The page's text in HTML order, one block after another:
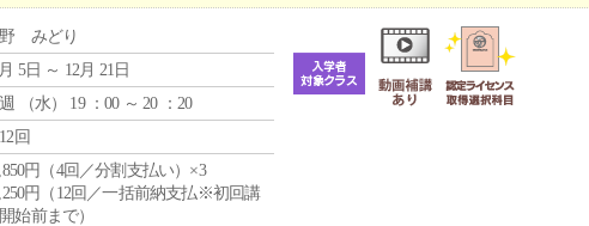
みどり
5日 ～ 12月 21日
（水） 19 ：00 ～ 20 ：20
回
円（4回／分割支払い）×3
円（12回／一括前納支払※初回講
始前まで）